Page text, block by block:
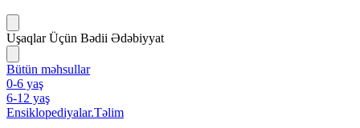
Uşaqlar Üçün Bədii Ədəbiyyat
Bütün məhsullar
0-6 yaş
6-12 yaş
Ensiklopediyalar.Təlim